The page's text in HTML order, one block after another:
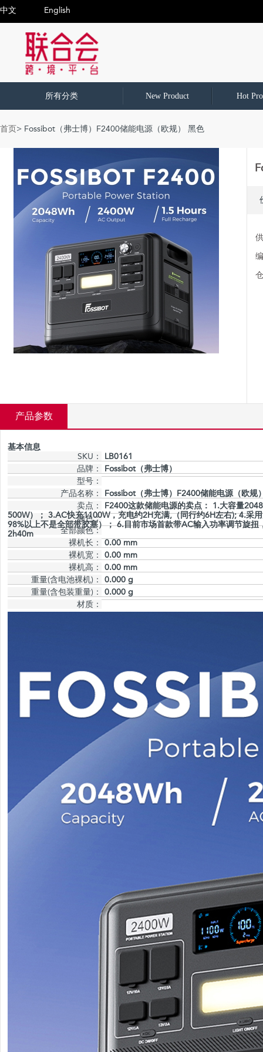
中文 English
所有分类 New Product Hot
首页> Fossibot（弗士博）F2400储能电源（欧规） 黑色
产品参数
基本信息
SKU：
LB0161
品牌：
Fossibot（弗士博）
型号：
产品名称：
Fossibot（弗士博）F2400储能电源（欧规
卖点：
F2400这款储能电源的卖点： 1.大容量
500W）； 3.AC快充1100W，充电约2H充满,（同行约6H左右); 4.采
98%以上不是全部带胶塞）； 6.目前市场首款带AC输入功率调节旋
2h40m
颜色：
全部颜色：
裸机长：
0.00 mm
裸机宽：
0.00 mm
裸机高：
0.00 mm
重量(含电池裸机)：
0.000 g
重量(含包装重量)：
0.000 g
材质：